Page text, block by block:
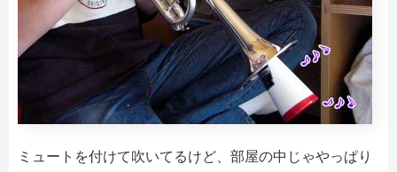
ミュートを付けて吹いてるけど、部屋の中じゃやっぱり